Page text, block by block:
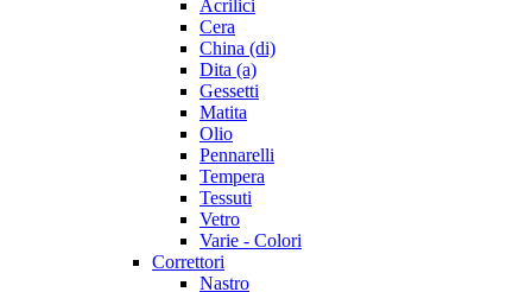
Acrilici
Cera
China (di)
Dita (a)
Gessetti
Matita
Olio
Pennarelli
Tempera
Tessuti
Vetro
Varie - Colori
Correttori
Nastro